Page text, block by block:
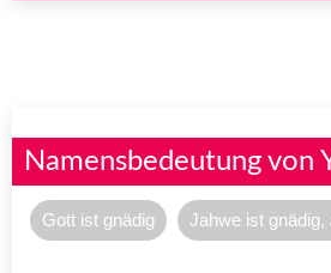
Namensbedeutung von
Gott ist gnädig Jahwe ist gnädig,